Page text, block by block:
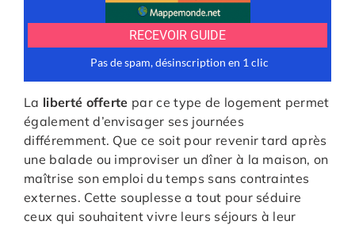
La liberté offerte par ce type de logement permet
également d’envisager ses journées
différemment. Que ce soit pour revenir tard après
une balade ou improviser un dîner à la maison, on
maîtrise son emploi du temps sans contraintes
externes. Cette souplesse a tout pour séduire
ceux qui souhaitent vivre leurs séjours à leur